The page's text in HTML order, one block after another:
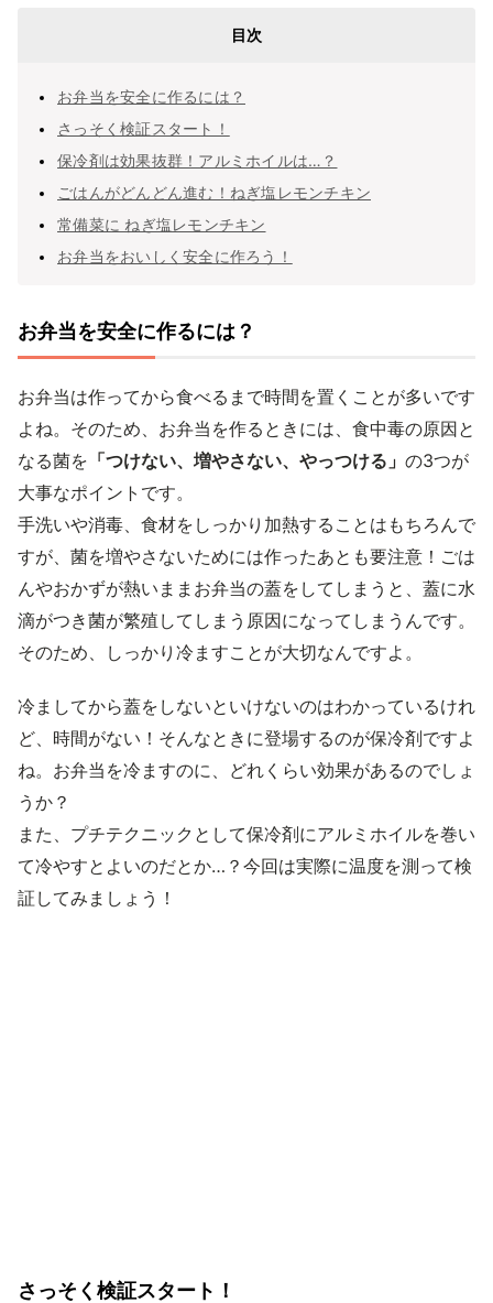
目次
お弁当を安全に作るには？
さっそく検証スタート！
保冷剤は効果抜群！アルミホイルは…？
ごはんがどんどん進む！ねぎ塩レモンチキン
常備菜に ねぎ塩レモンチキン
お弁当をおいしく安全に作ろう！
お弁当を安全に作るには？
お弁当は作ってから食べるまで時間を置くことが多いです
よね。そのため、お弁当を作るときには、食中毒の原因と
なる菌を 「つけない、増やさない、やっつける」 の3つが
大事なポイントです。
手洗いや消毒、食材をしっかり加熱することはもちろんで
すが、菌を増やさないためには作ったあとも要注意！ごは
んやおかずが熱いままお弁当の蓋をしてしまうと、蓋に水
滴がつき菌が繁殖してしまう原因になってしまうんです。
そのため、しっかり冷ますことが大切なんですよ。
冷ましてから蓋をしないといけないのはわかっているけれ
ど、時間がない！そんなときに登場するのが保冷剤ですよ
ね。お弁当を冷ますのに、どれくらい効果があるのでしょ
うか？
また、プチテクニックとして保冷剤にアルミホイルを巻い
て冷やすとよいのだとか…？今回は実際に温度を測って検
証してみましょう！
さっそく検証スタート！